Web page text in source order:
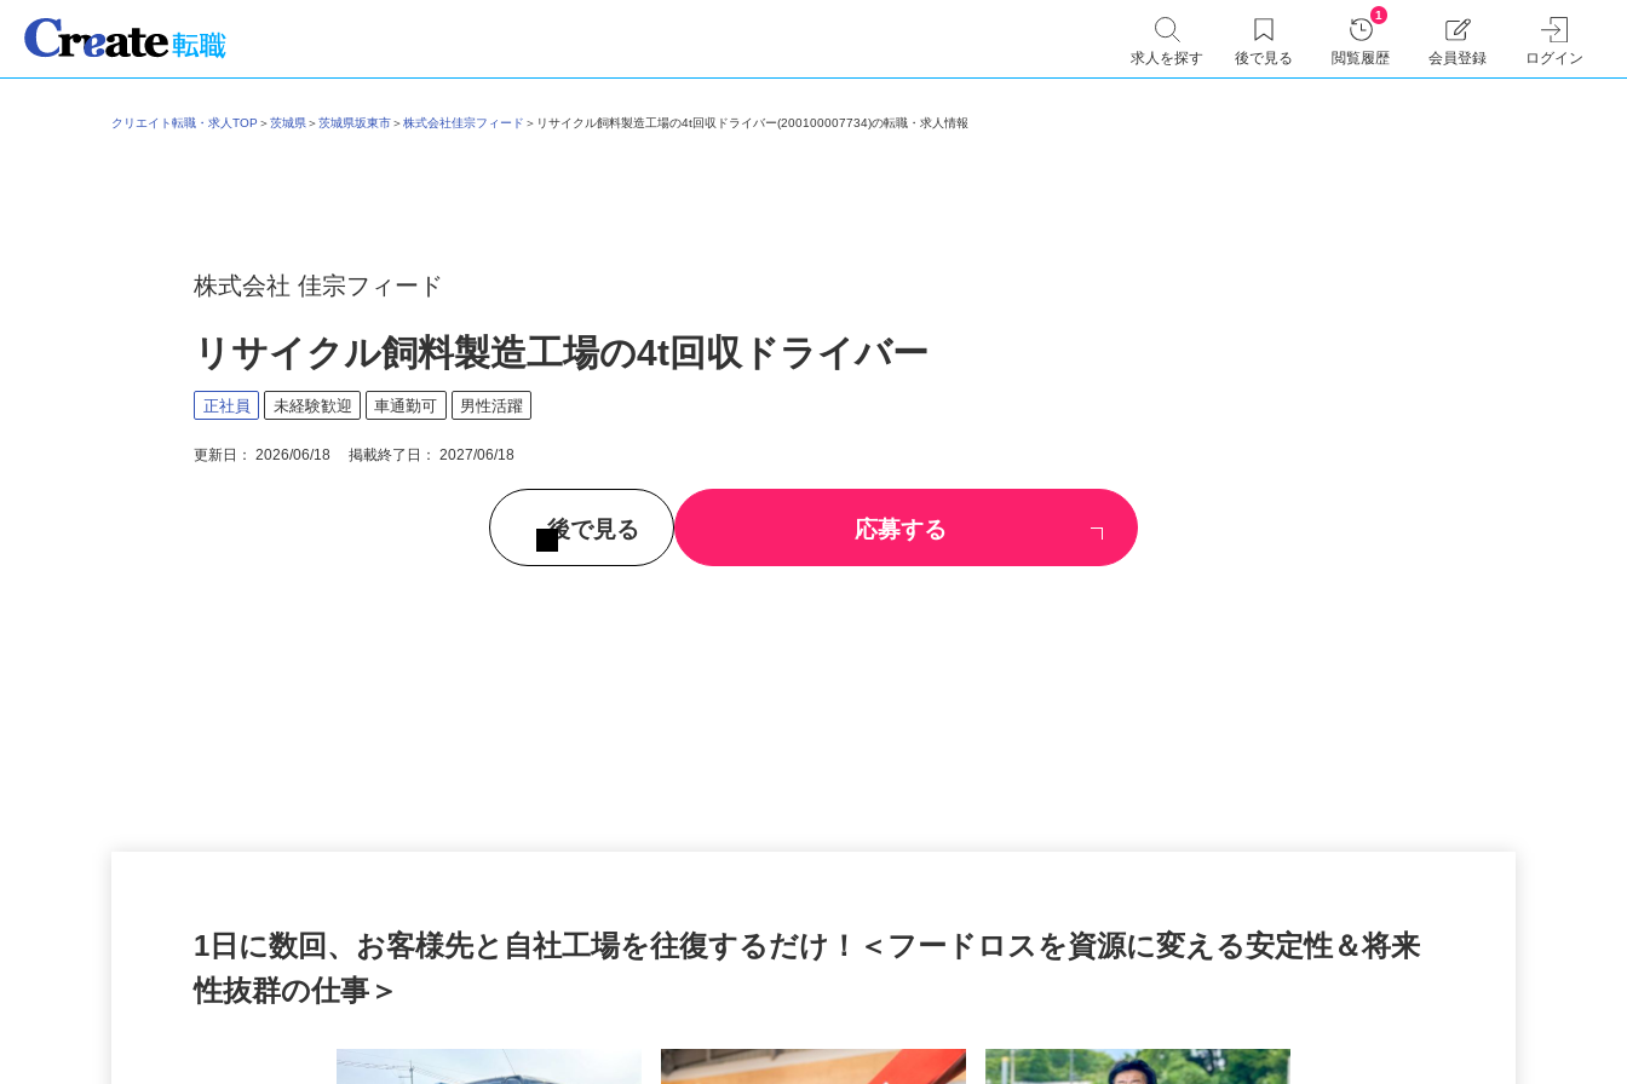
求人を探す 後で見る
1
閲覧履歴 会員登録 ログイン
クリエイト転職・求人TOP＞茨城県＞茨城県坂東市＞株式会社佳宗フィード＞リサイクル飼料製造工場の4t回収ドライバー(200100007734)の転職・求人情報
株式会社 佳宗フィード
リサイクル飼料製造工場の4t回収ドライバー
正社員 未経験歓迎 車通勤可 男性活躍
更新日： 2026/06/18 掲載終了日： 2027/06/18
後で見る 応募する
1日に数回、お客様先と自社工場を往復するだけ！＜フードロスを資源に変える安定性＆将来
性抜群の仕事＞